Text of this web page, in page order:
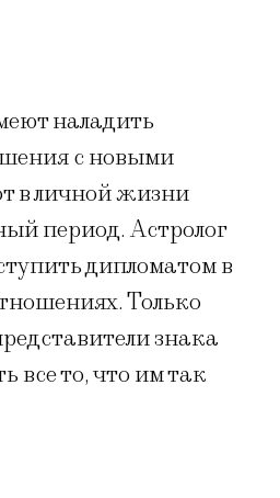
наладить
с новыми
в личной жизни
период. Астролог
дипломатом в
Только
знака
все то, что им так